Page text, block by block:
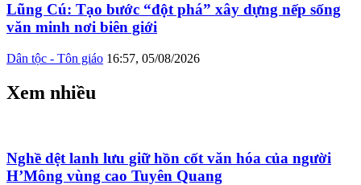
Lũng Cú: Tạo bước “đột phá” xây dựng nếp sống
văn minh nơi biên giới
Dân tộc - Tôn giáo 16:57, 05/08/2026
Xem nhiều
Nghề dệt lanh lưu giữ hồn cốt văn hóa của người
H’Mông vùng cao Tuyên Quang